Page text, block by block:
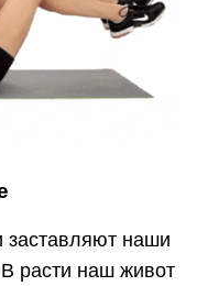
наши
расти наш живот